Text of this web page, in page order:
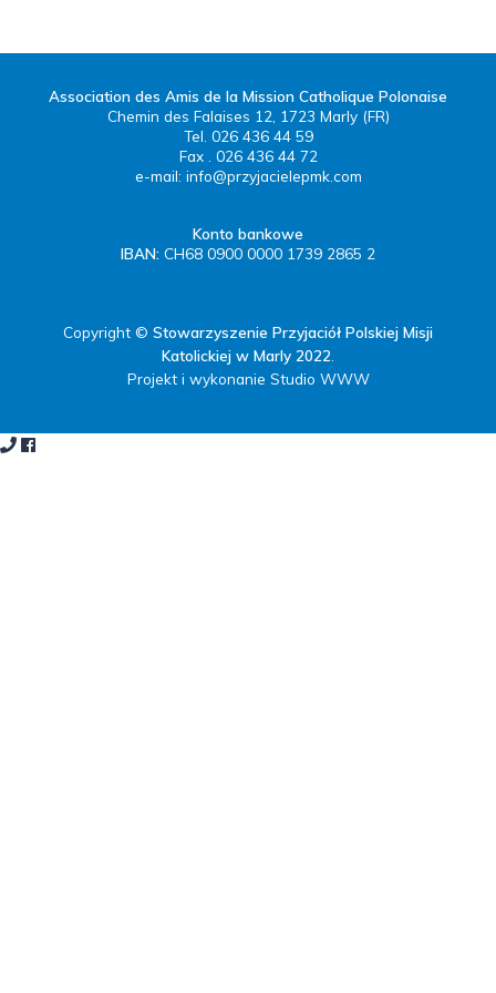
Association des Amis de la Mission Catholique Polonaise
Chemin des Falaises 12, 1723 Marly (FR)
Tel. 026 436 44 59
Fax . 026 436 44 72
e-mail: info@przyjacielepmk.com
Konto bankowe
IBAN: CH68 0900 0000 1739 2865 2
Copyright © Stowarzyszenie Przyjaciół Polskiej Misji
Katolickiej w Marly 2022
Projekt i wykonanie Studio WWW